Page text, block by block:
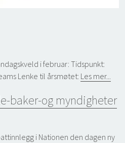
i februar: Tidspunkt:
Lenke til årsmøtet: Les mer...
baker-og myndigheter
i Nationen den dagen ny